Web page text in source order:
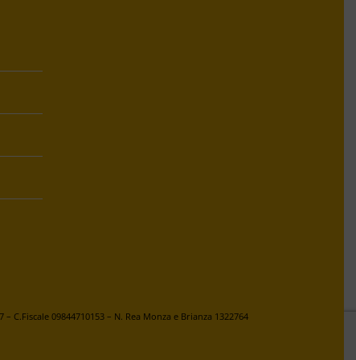
C.Fiscale 09844710153 – N. Rea Monza e Brianza 1322764